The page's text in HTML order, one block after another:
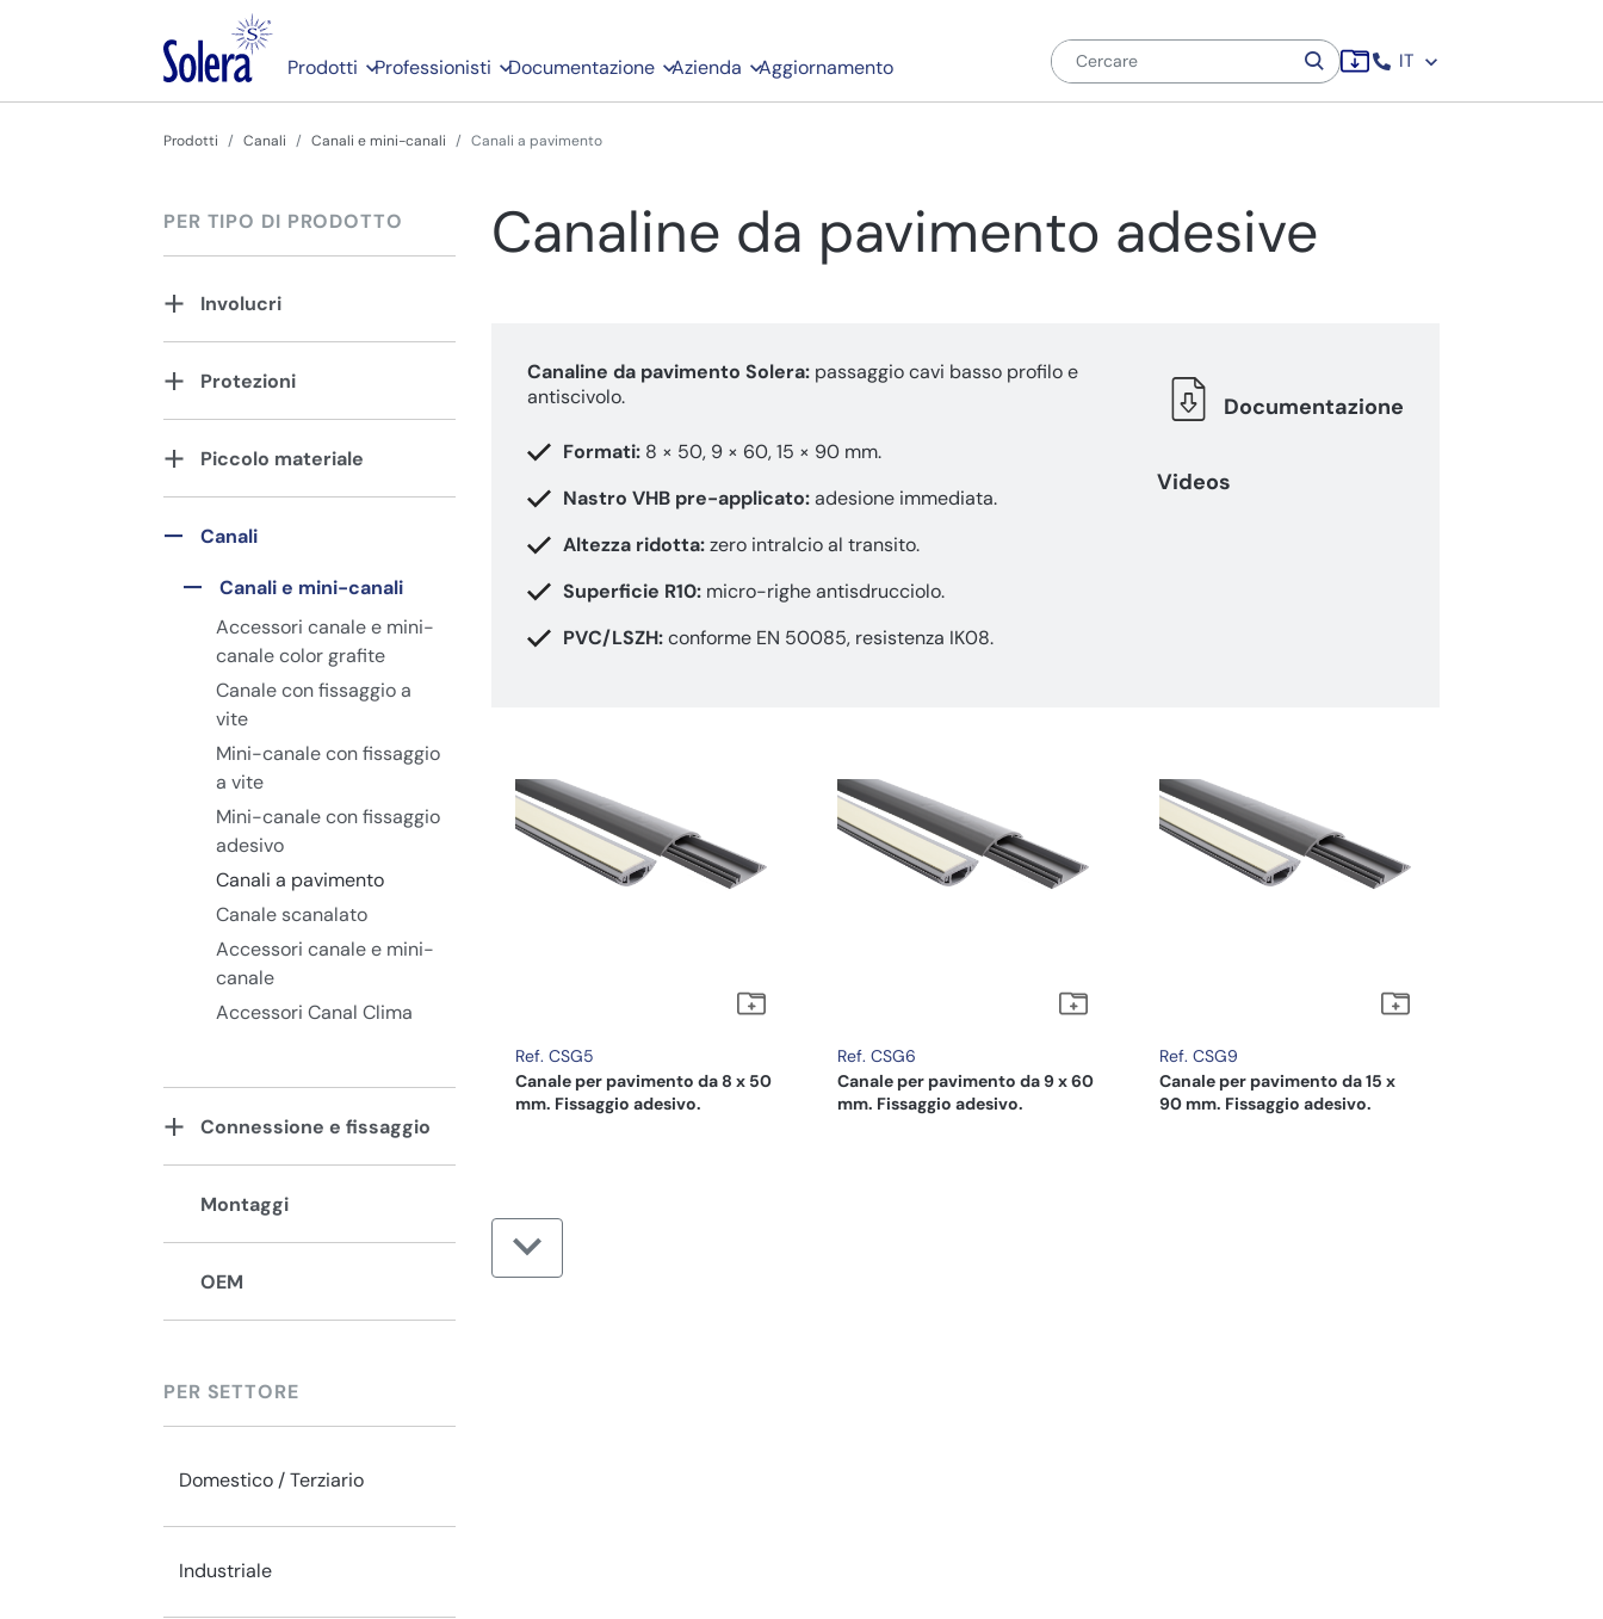
Prodotti Professionisti Documentazione Azienda Aggiornamento IT
Prodotti Canali Canali e mini-canali Canali a pavimento
PER TIPO DI PRODOTTO
Involucri
Protezioni
Piccolo materiale
Canali
Canali e mini-canali
Accessori canale e mini-
canale color grafite
Canale con fissaggio a
vite
Mini-canale con fissaggio
a vite
Mini-canale con fissaggio
adesivo
Canali a pavimento
Canale scanalato
Accessori canale e mini-
canale
Accessori Canal Clima
Connessione e fissaggio
Montaggi
OEM
PER SETTORE
Domestico / Terziario
Industriale
Canaline da pavimento adesive
Canaline da pavimento Solera: passaggio cavi basso profilo e
antiscivolo.
Formati: 8 × 50, 9 × 60, 15 × 90 mm.
Nastro VHB pre-applicato:adesione immediata.
Altezza ridotta:zero intralcio al transito.
Superficie R10: micro-righe antisdrucciolo.
PVC/LSZH:conforme EN 50085, resistenza IK08.
Documentazione
Videos
Ref. CSG5
Canale per pavimento da 8 x 50
mm. Fissaggio adesivo.
Ref. CSG6
Canale per pavimento da 9 x 60
mm. Fissaggio adesivo.
Ref. CSG9
Canale per pavimento da 15 x
90 mm. Fissaggio adesivo.